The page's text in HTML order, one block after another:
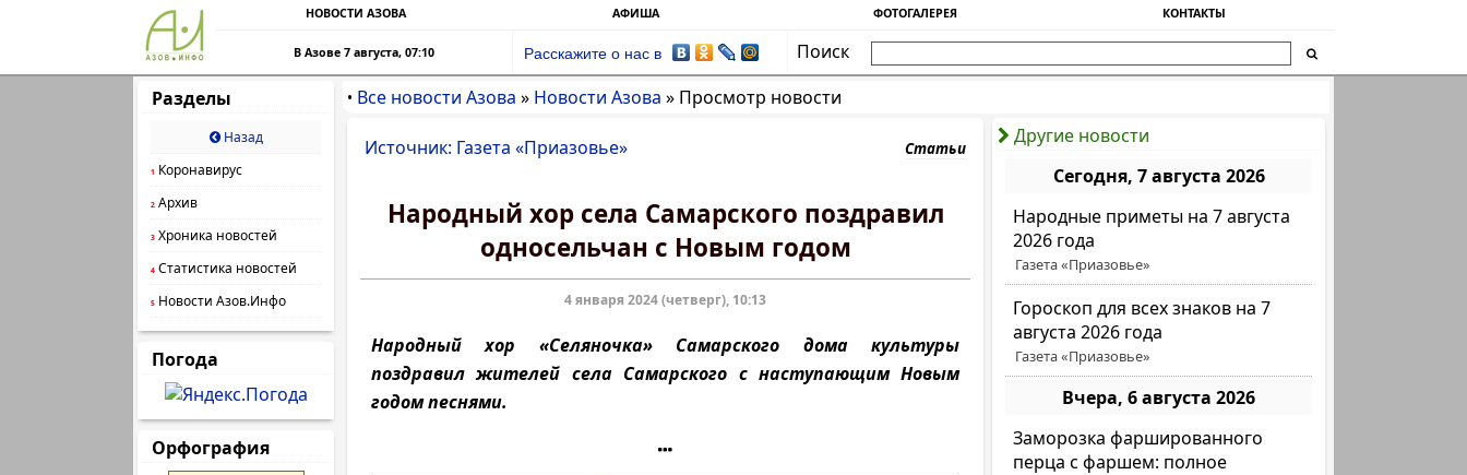
НОВОСТИ АЗОВА АФИША ФОТОГАЛЕРЕЯ КОНТАКТЫ
В Азове 7 августа, 07:10 Расскажите о нас в
Поиск
Разделы
Назад
1 Коронавирус
2 Архив
3 Хроника новостей
4 Статистика новостей
5 Новости Азов.Инфо
Погода
Орфография
• Все новости Азова » Новости Азова » Просмотр новости
Другие новости
Сегодня, 7 августа 2026
Народные приметы на 7 августа
2026 года
Газета «Приазовье»
Гороскоп для всех знаков на 7
августа 2026 года
Газета «Приазовье»
Вчера, 6 августа 2026
Заморозка фаршированного
перца с фаршем: полное
Источник: Газета «Приазовье» Статьи
Народный хор села Самарского поздравил
односельчан с Новым годом
4 января 2024 (четверг), 10:13
Народный хор «Селяночка» Самарского дома культуры
поздравил жителей села Самарского с наступающим Новым
годом песнями.